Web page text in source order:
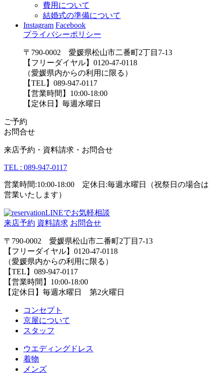
費用について
結婚式の準備について
Instagram Facebook
プライバシーポリシー
〒790-0002 愛媛県松山市二番町2丁目7-13
【フリーダイヤル】0120-47-0118
（愛媛県内からの利用に限る）
【TEL】089-947-0117
【営業時間】10:00-18:00
【定休日】毎週水曜日
ご予約
お問合せ
来店予約・資料請求・お問合せ
TEL : 089-947-0117
営業時間:10:00-18:00 定休日:毎週水曜日（祝祭日の場合は
営業いたします）
LINEでお気軽相談
来店予約 資料請求 お問合せ
〒790-0002 愛媛県松山市二番町2丁目7-13
【フリーダイヤル】0120-47-0118
（愛媛県内からの利用に限る）
【TEL】089-947-0117
【営業時間】10:00-18:00
【定休日】毎週水曜日 第2火曜日
コンセプト
京屋について
スタッフ
ウエディングドレス
着物
メンズ